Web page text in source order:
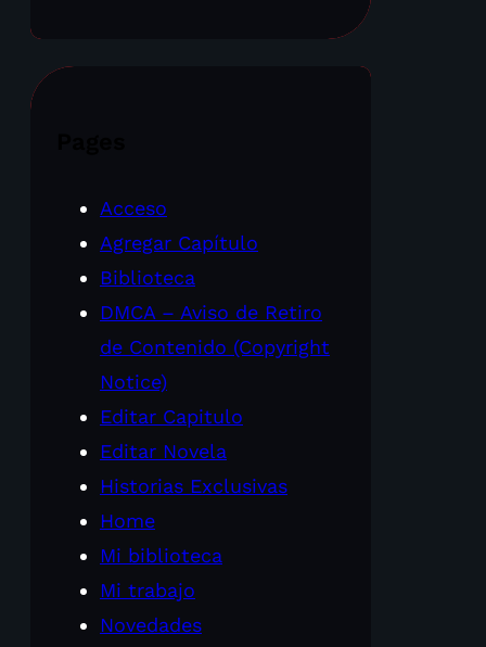
Acceso
Agregar Capítulo
Biblioteca
DMCA – Aviso de Retiro
de Contenido (Copyright
Notice)
Editar Capitulo
Editar Novela
Historias Exclusivas
Home
Mi biblioteca
Mi trabajo
Novedades